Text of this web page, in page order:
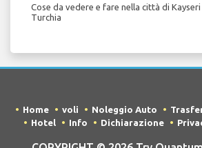
Cose da vedere e fare nella città di
Turchia
Home voli Noleggio Auto
Hotel
Info Dichiarazione